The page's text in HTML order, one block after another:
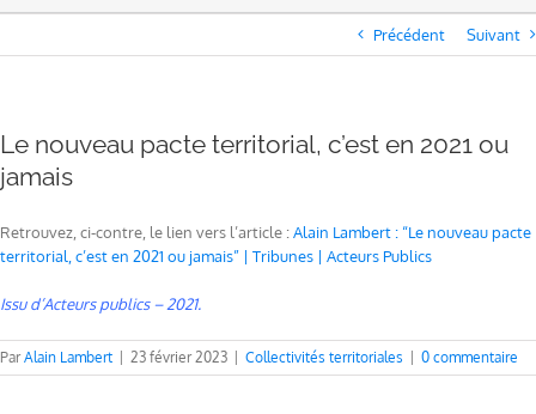
Précédent Suivant
Le nouveau pacte territorial, c’est en 2021 ou
jamais
Retrouvez, ci-contre, le lien vers l’article :Alain Lambert : “Le nouveau pacte
territorial, c’est en 2021 ou jamais” | Tribunes | Acteurs Publics
Issu d’Acteurspublics– 2021.
ParAlain Lambert 23 février 2023 Collectivités territoriales 0 commentaire